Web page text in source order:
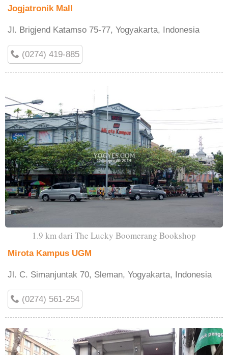
Jogjatronik Mall
Jl. Brigjend Katamso 75-77, Yogyakarta, Indonesia
(0274) 419-885
1.9 km dari The Lucky Boomerang Bookshop
Mirota Kampus UGM
Jl. C. Simanjuntak 70, Sleman, Yogyakarta, Indonesia
(0274) 561-254